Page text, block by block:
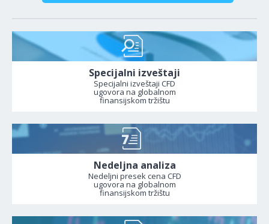
Specijalni izveštaji
Specijalni izveštaji CFD
ugovora na globalnom
finansijskom tržištu
Nedeljna analiza
Nedeljni presek cena CFD
ugovora na globalnom
finansijskom tržištu